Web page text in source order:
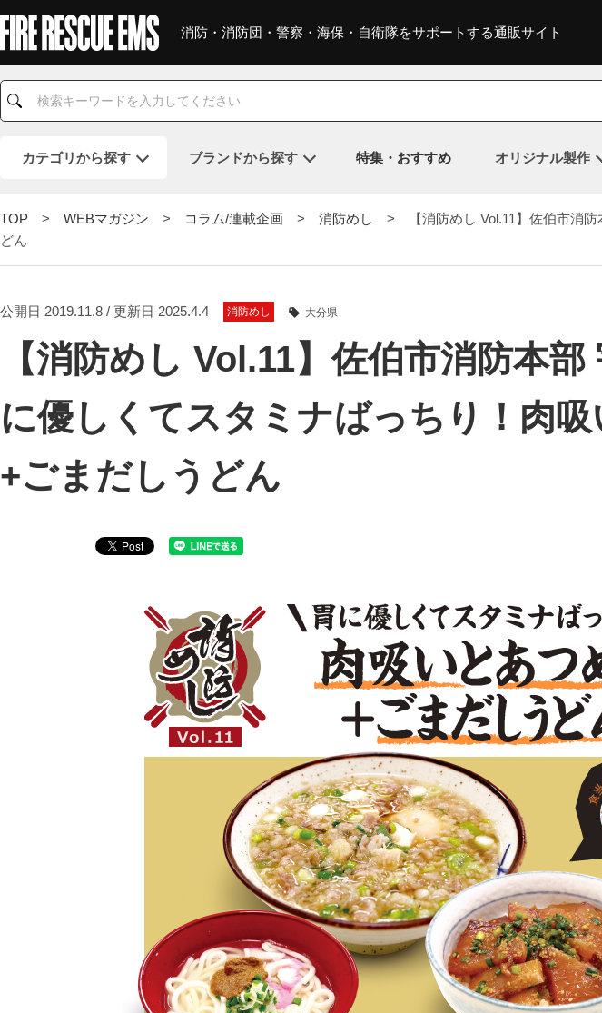
消防・消防団・警察・海保・自衛隊をサポートする通販サイト
カテゴリから探す ブランドから探す 特集・おすすめ オリジナル製作
TOP > WEBマガジン > コラム/連載企画 > 消防めし
> 【消防めし Vol.11】佐伯市消防
どん
公開日 2019.11.8 / 更新日 2025.4.4 消防めし 大分県
【消防めし Vol.11】佐伯市消防本
に優しくてスタミナばっちり！肉
+ごまだしうどん